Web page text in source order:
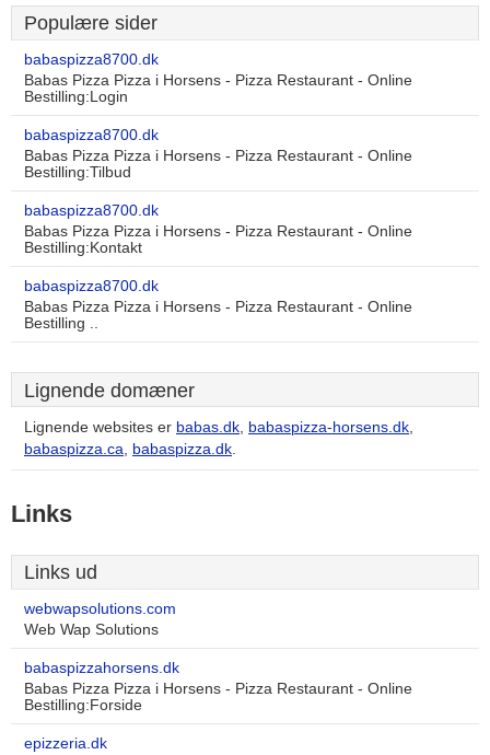
Populære sider
babaspizza8700.dk
Babas Pizza Pizza i Horsens - Pizza Restaurant - Online
Bestilling:Login
babaspizza8700.dk
Babas Pizza Pizza i Horsens - Pizza Restaurant - Online
Bestilling:Tilbud
babaspizza8700.dk
Babas Pizza Pizza i Horsens - Pizza Restaurant - Online
Bestilling:Kontakt
babaspizza8700.dk
Babas Pizza Pizza i Horsens - Pizza Restaurant - Online
Bestilling ..
Lignende domæner
Lignende websites er babas.dk, babaspizza-horsens.dk,
babaspizza.ca, babaspizza.dk.
Links
Links ud
webwapsolutions.com
Web Wap Solutions
babaspizzahorsens.dk
Babas Pizza Pizza i Horsens - Pizza Restaurant - Online
Bestilling:Forside
epizzeria.dk